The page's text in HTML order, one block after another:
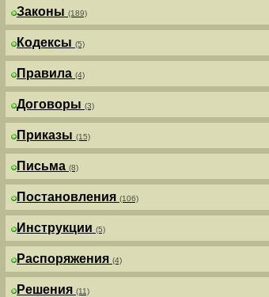
Законы (189)
Кодексы (5)
Правила (4)
Договоры (3)
Приказы (15)
Письма (8)
Постановления (106)
Инструкции (5)
Распоряжения (4)
Решения (11)